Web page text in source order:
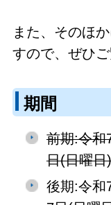
また、そのほ
すので、ぜひご
期間
前期:令和
日(日曜日
後期:令和